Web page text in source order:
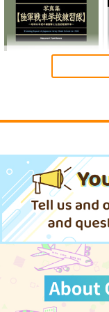
練習隊
伊太利堂
1,210円 （税込）
サンプル
作品詳細